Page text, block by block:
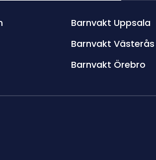
Barnvakt Uppsala
Barnvakt Västerås
Barnvakt Örebro